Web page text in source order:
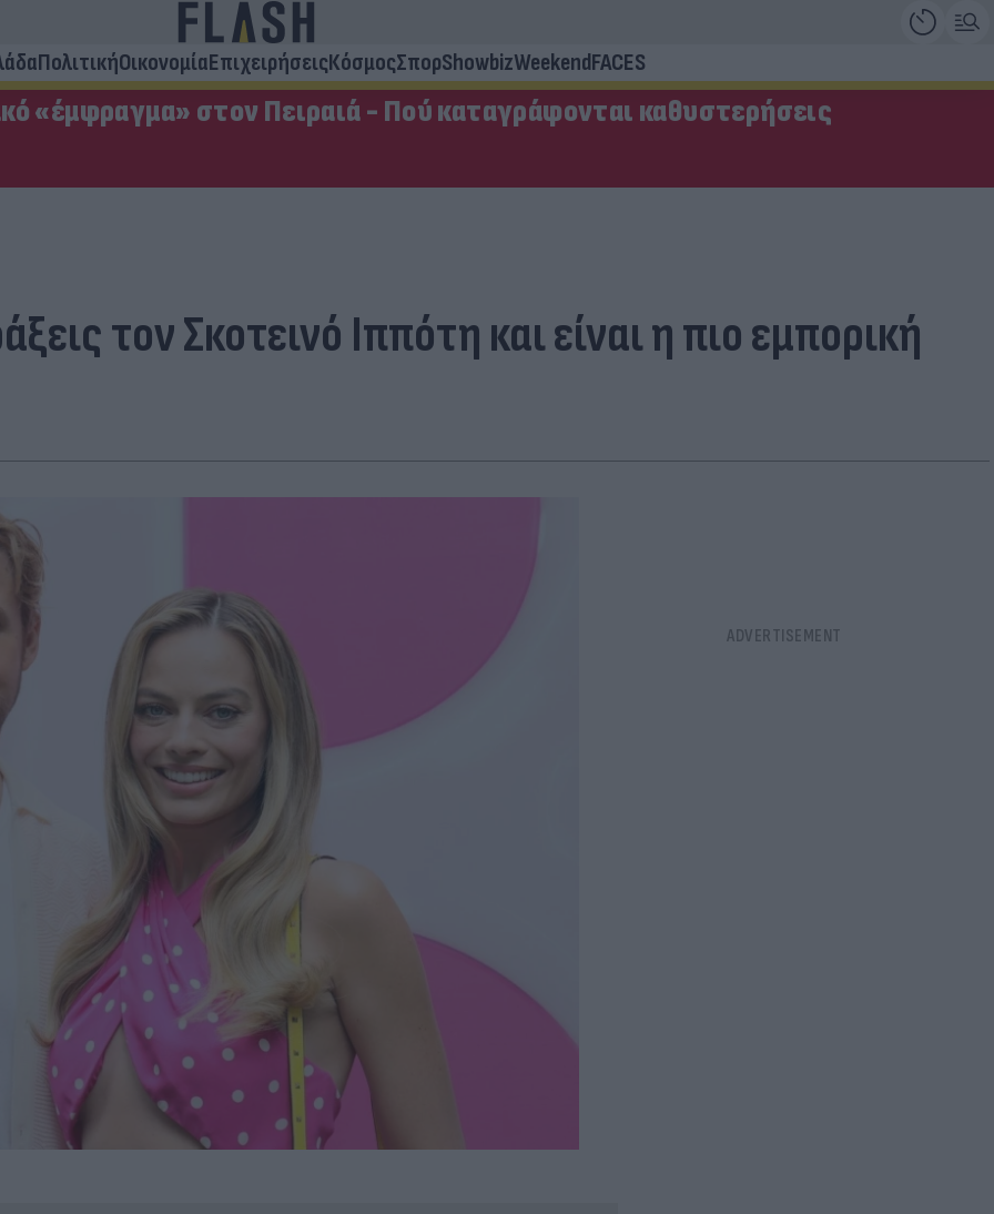
ΠολιτικήΟικονομίαΕπιχειρήσειςΚόσμοςΣπορShowbizWeekendFACES
«έμφραγμα» στον Πειραιά - Πού καταγράφονται καθυστερήσεις
τον Σκοτεινό Ιππότη και είναι η πιο εμπορική